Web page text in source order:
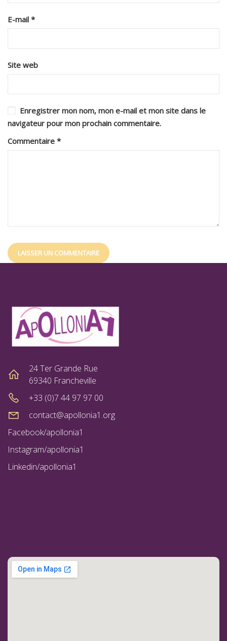
E-mail *
Site web
Enregistrer mon nom, mon e-mail et mon site dans le
navigateur pour mon prochain commentaire.
Commentaire *
24 Ter Grande Rue
69340 Francheville
+33 (0)7 44 97 97 00
contact@apollonia1.org
Facebook/apollonia1
Instagram/apollonia1
Linkedin/apollonia1